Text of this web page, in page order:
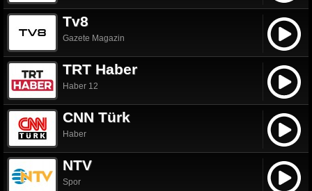
Tv8
Gazete Magazin
TRT Haber
Haber 12
CNN Türk
Haber
NTV
Spor